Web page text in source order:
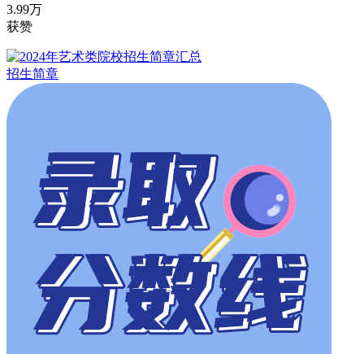
3.99万
获赞
招生简章